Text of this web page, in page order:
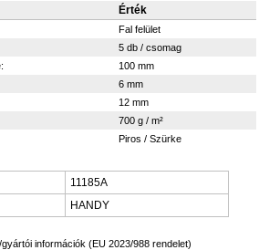
Érték
Fal felület
5 db / csomag
100 mm
6 mm
12 mm
700 g / m²
Piros / Szürke
11185A
HANDY
információk (EU 2023/988 rendelet)